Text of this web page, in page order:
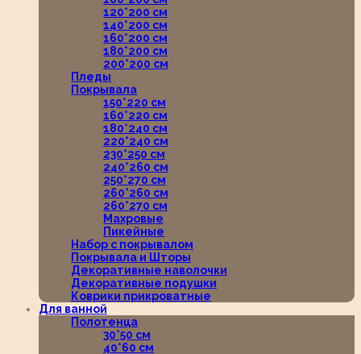
120*200 см
140*200 см
160*200 см
180*200 см
200*200 см
Пледы
Покрывала
150*220 см
160*220 см
180*240 см
220*240 см
230*250 см
240*260 см
250*270 см
260*260 см
260*270 см
Махровые
Пикейные
Набор с покрывалом
Покрывала и Шторы
Декоративные наволочки
Декоративные подушки
Коврики прикроватные
Для ванной
Полотенца
30*50 см
40*60 см